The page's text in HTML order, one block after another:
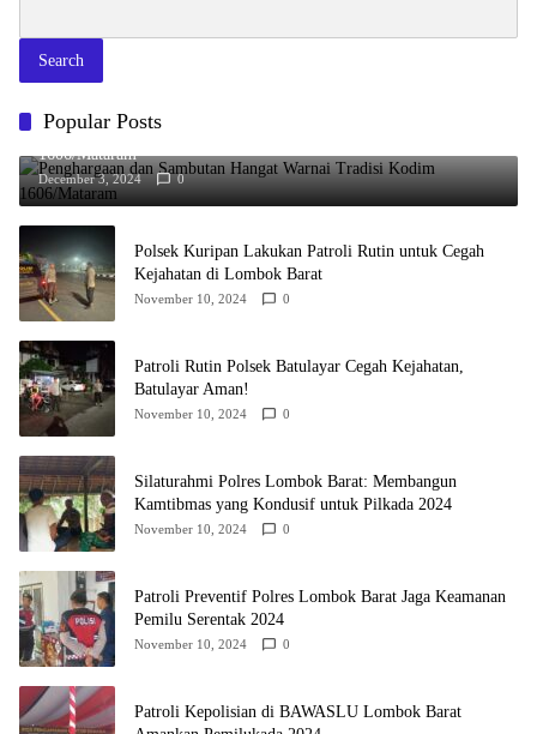
Search
Popular Posts
Penghargaan dan Sambutan Hangat Warnai Tradisi Kodim
1606/Mataram
December 3, 2024 0
Polsek Kuripan Lakukan Patroli Rutin untuk Cegah
Kejahatan di Lombok Barat
November 10, 2024 0
Patroli Rutin Polsek Batulayar Cegah Kejahatan,
Batulayar Aman!
November 10, 2024 0
Silaturahmi Polres Lombok Barat: Membangun
Kamtibmas yang Kondusif untuk Pilkada 2024
November 10, 2024 0
Patroli Preventif Polres Lombok Barat Jaga Keamanan
Pemilu Serentak 2024
November 10, 2024 0
Patroli Kepolisian di BAWASLU Lombok Barat